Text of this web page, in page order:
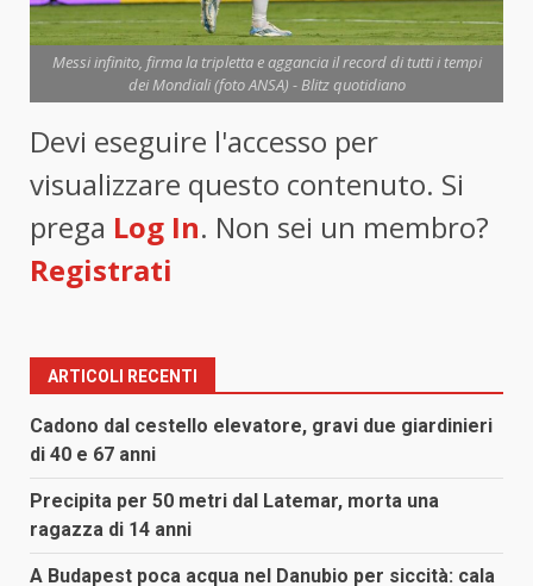
Messi infinito, firma la tripletta e aggancia il record di tutti i tempi
dei Mondiali (foto ANSA) - Blitz quotidiano
Devi eseguire l'accesso per
visualizzare questo contenuto. Si
prega Log In. Non sei un membro?
Registrati
ARTICOLI RECENTI
Cadono dal cestello elevatore, gravi due giardinieri
di 40 e 67 anni
Precipita per 50 metri dal Latemar, morta una
ragazza di 14 anni
A Budapest poca acqua nel Danubio per siccità: cala